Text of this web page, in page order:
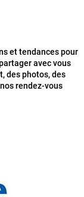
et tendances pour
avec vous
des photos, des
rendez-vous